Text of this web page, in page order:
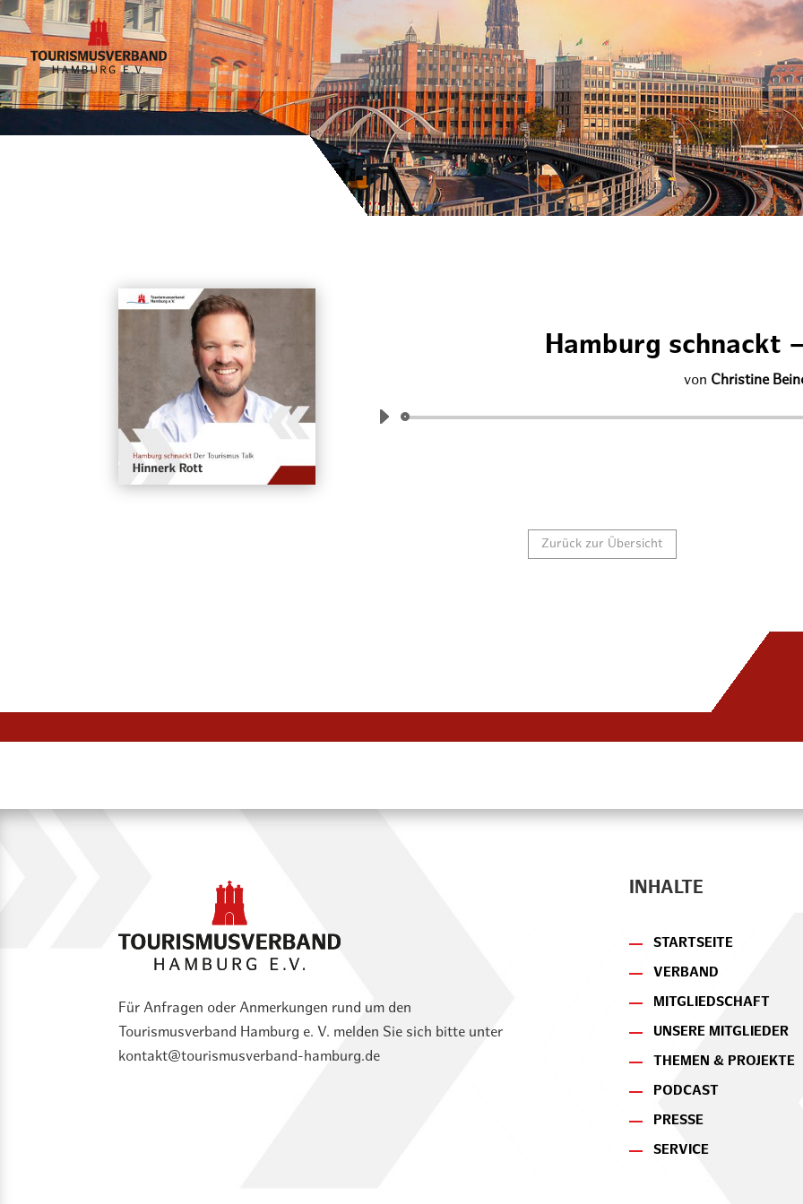
Hamburg schnackt
von Christine
Zurück zur Übersicht
Für Anfragen oder Anmerkungen rund um den
Tourismusverband Hamburg e. V. melden Sie sich bitte unter
kontakt@tourismusverband-hamburg.de
INHALTE
STARTSEITE
VERBAND
MITGLIEDSCHAFT
UNSERE MITGLIEDER
THEMEN & PROJEKTE
PODCAST
PRESSE
SERVICE